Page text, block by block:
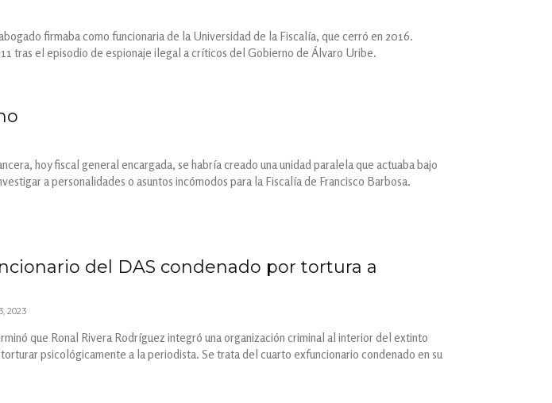
firmaba como funcionaria de la Universidad de la Fiscalía, que cerró en 2016.
tras el episodio de espionaje ilegal a críticos del Gobierno de Álvaro Uribe.
hoy fiscal general encargada, se habría creado una unidad paralela que actuaba bajo
a personalidades o asuntos incómodos para la Fiscalía de Francisco Barbosa.
del DAS condenado por tortura a
2023
que Ronal Rivera Rodríguez integró una organización criminal al interior del extinto
psicológicamente a la periodista. Se trata del cuarto exfuncionario condenado en su